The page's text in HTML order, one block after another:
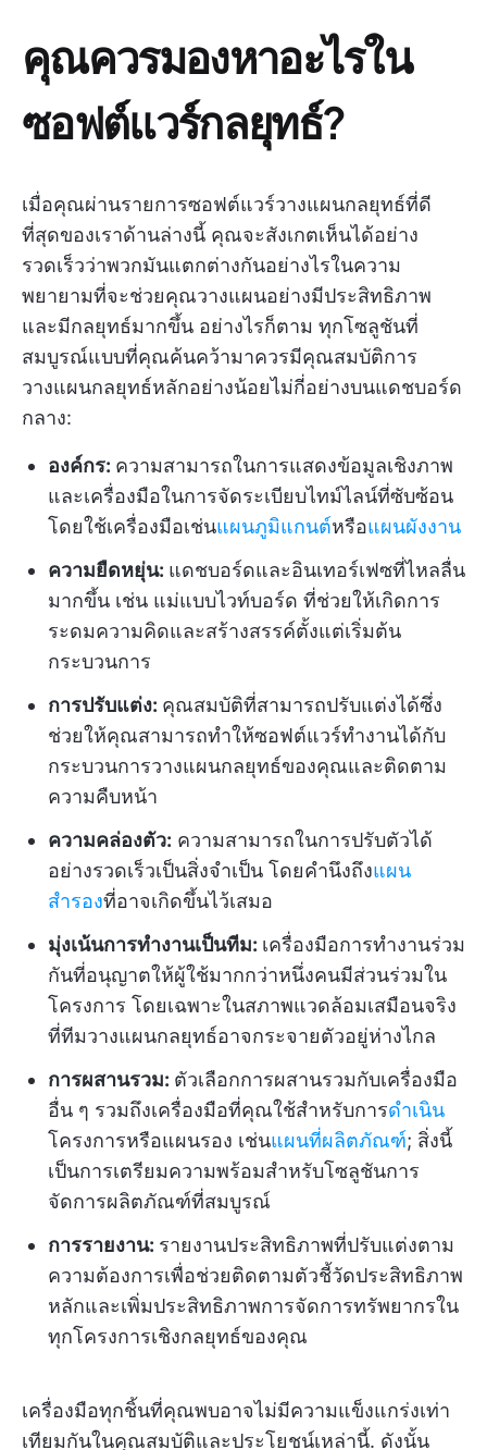
คุณควรมองหาอะไรใน
ซอฟต์แวร์กลยุทธ์?
เมื่อคุณผ่านรายการซอฟต์แวร์วางแผนกลยุทธ์ที่ดี
ที่สุดของเราด้านล่างนี้ คุณจะสังเกตเห็นได้อย่าง
รวดเร็วว่าพวกมันแตกต่างกันอย่างไรในความ
พยายามที่จะช่วยคุณวางแผนอย่างมีประสิทธิภาพ
และมีกลยุทธ์มากขึ้น อย่างไรก็ตาม ทุกโซลูชันที่
สมบูรณ์แบบที่คุณค้นคว้ามาควรมีคุณสมบัติการ
วางแผนกลยุทธ์หลักอย่างน้อยไม่กี่อย่างบนแดชบอร์ด
กลาง:
องค์กร: ความสามารถในการแสดงข้อมูลเชิงภาพ
และเครื่องมือในการจัดระเบียบไทม์ไลน์ที่ซับซ้อน
โดยใช้เครื่องมือเช่นแผนภูมิแกนต์หรือแผนผังงาน
ความยืดหยุ่น: แดชบอร์ดและอินเทอร์เฟซที่ไหลลื่น
มากขึ้น เช่น แม่แบบไวท์บอร์ด ที่ช่วยให้เกิดการ
ระดมความคิดและสร้างสรรค์ตั้งแต่เริ่มต้น
กระบวนการ
การปรับแต่ง: คุณสมบัติที่สามารถปรับแต่งได้ซึ่ง
ช่วยให้คุณสามารถทำให้ซอฟต์แวร์ทำงานได้กับ
กระบวนการวางแผนกลยุทธ์ของคุณและติดตาม
ความคืบหน้า
ความคล่องตัว: ความสามารถในการปรับตัวได้
อย่างรวดเร็วเป็นสิ่งจำเป็น โดยคำนึงถึงแผน
สำรองที่อาจเกิดขึ้นไว้เสมอ
มุ่งเน้นการทำงานเป็นทีม: เครื่องมือการทำงานร่วม
กันที่อนุญาตให้ผู้ใช้มากกว่าหนึ่งคนมีส่วนร่วมใน
โครงการ โดยเฉพาะในสภาพแวดล้อมเสมือนจริง
ที่ทีมวางแผนกลยุทธ์อาจกระจายตัวอยู่ห่างไกล
การผสานรวม: ตัวเลือกการผสานรวมกับเครื่องมือ
อื่น ๆ รวมถึงเครื่องมือที่คุณใช้สำหรับการดำเนิน
โครงการหรือแผนรอง เช่นแผนที่ผลิตภัณฑ์; สิ่งนี้
เป็นการเตรียมความพร้อมสำหรับโซลูชันการ
จัดการผลิตภัณฑ์ที่สมบูรณ์
การรายงาน: รายงานประสิทธิภาพที่ปรับแต่งตาม
ความต้องการเพื่อช่วยติดตามตัวชี้วัดประสิทธิภาพ
หลักและเพิ่มประสิทธิภาพการจัดการทรัพยากรใน
ทุกโครงการเชิงกลยุทธ์ของคุณ
เครื่องมือทุกชิ้นที่คุณพบอาจไม่มีความแข็งแกร่งเท่า
เทียมกันในคุณสมบัติและประโยชน์เหล่านี้. ดังนั้น